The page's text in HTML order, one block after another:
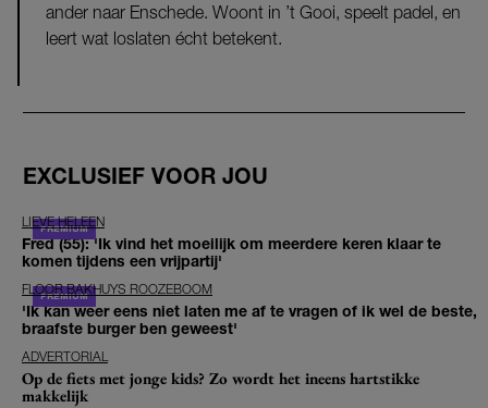
ander naar Enschede. Woont in ’t Gooi, speelt padel, en
leert wat loslaten écht betekent.
EXCLUSIEF VOOR JOU
LIEVE HELEEN
Fred (55): 'Ik vind het moeilijk om meerdere keren klaar te
komen tijdens een vrijpartij'
FLOOR BAKHUYS ROOZEBOOM
'Ik kan weer eens niet laten me af te vragen of ik wel de beste,
braafste burger ben geweest'
ADVERTORIAL
Op de fiets met jonge kids? Zo wordt het ineens hartstikke
makkelijk